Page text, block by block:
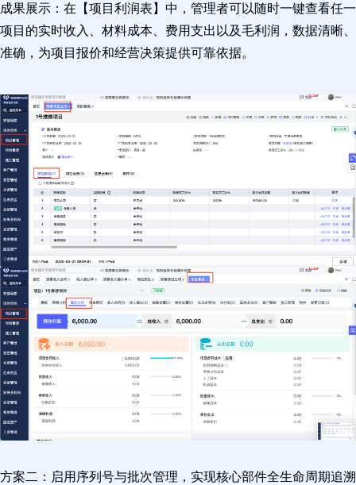
成果展示：在【项目利润表】中，管理者可以随时一键查看任一
项目的实时收入、材料成本、费用支出以及毛利润，数据清晰、
准确，为项目报价和经营决策提供可靠依据。
方案二：启用序列号与批次管理，实现核心部件全生命周期追溯